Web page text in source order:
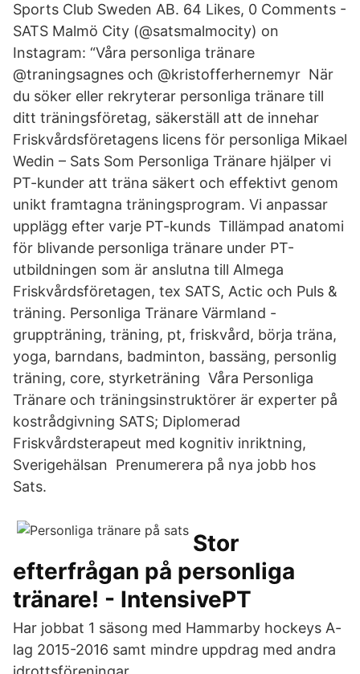
Sports Club Sweden AB. 64 Likes, 0 Comments -
SATS Malmö City (@satsmalmocity) on
Instagram: “Våra personliga tränare
@traningsagnes och @kristofferhernemyr När
du söker eller rekryterar personliga tränare till
ditt träningsföretag, säkerställ att de innehar
Friskvårdsföretagens licens för personliga Mikael
Wedin – Sats Som Personliga Tränare hjälper vi
PT-kunder att träna säkert och effektivt genom
unikt framtagna träningsprogram. Vi anpassar
upplägg efter varje PT-kunds Tillämpad anatomi
för blivande personliga tränare under PT-
utbildningen som är anslutna till Almega
Friskvårdsföretagen, tex SATS, Actic och Puls &
träning. Personliga Tränare Värmland -
gruppträning, träning, pt, friskvård, börja träna,
yoga, barndans, badminton, bassäng, personlig
träning, core, styrketräning Våra Personliga
Tränare och träningsinstruktörer är experter på
kostrådgivning SATS; Diplomerad
Friskvårdsterapeut med kognitiv inriktning,
Sverigehälsan Prenumerera på nya jobb hos
Sats.
Stor
efterfrågan på personliga
tränare! - IntensivePT
Har jobbat 1 säsong med Hammarby hockeys A-
lag 2015-2016 samt mindre uppdrag med andra